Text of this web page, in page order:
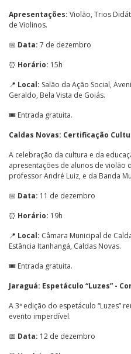
Apresentações: Violão, Trios
de Violinos.
📅 Data: 7 de dezembro
⏰ Horário: 15h
📍 Local: Salão da Ação Social,
Geraldo, Bela Vista de Goiás.
🎟️ Entrada gratuita.
Caldas Novas: Certificação
A celebração da cultura e da
apresentações de alunos de violão
professor André Luiz, e da Banda
📅 Data: 11 de dezembro
⏰ Horário: 19h
📍 Local: Câmara Municipal de
Estância Itanhangá, Caldas Novas.
🎟️ Entrada gratuita.
Jaraguá: Espetáculo “Luzes” -
A 3ª edição do espetáculo “Luzes”
evento imperdível.
📅 Data: 12 de dezembro